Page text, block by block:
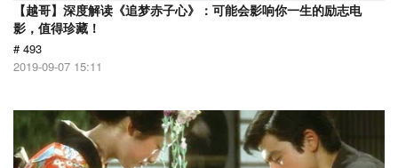
【越哥】深度解读《追梦赤子心》：可能会影响你一生的励志电
影，值得珍藏！
# 493
2019-09-07 15:11